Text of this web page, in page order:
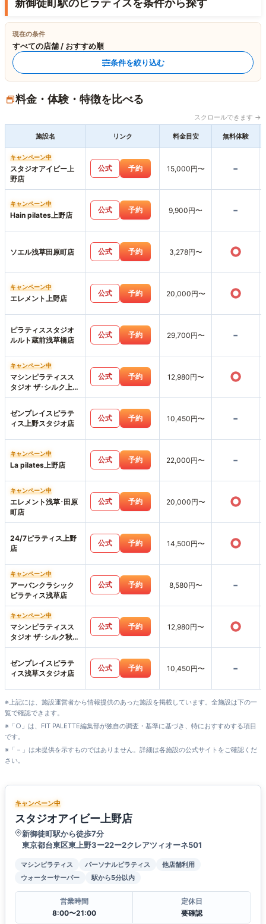
新御徒町駅のピラティスを条件から探す
現在の条件
すべての店舗 / おすすめ順
条件を絞り込む
料金・体験・特徴を比べる
スクロールできます →
施設名 リンク 料金目安 無料体験
キャンペーン中
スタジオアイビー上
野店
公式 予約 15,000円〜 -
キャンペーン中
Hain pilates上野店
公式 予約 9,900円〜 -
ソエル浅草田原町店 公式 予約 3,278円〜 ○
キャンペーン中
エレメント上野店
公式 予約 20,000円〜 ○
ピラティススタジオ
ルルト蔵前浅草橋店
公式 予約 29,700円〜 -
キャンペーン中
マシンピラティスス
タジオ ザ･シルク上野
店
公式 予約 12,980円〜 ○
ゼンプレイスピラテ
ィス上野スタジオ店
公式 予約 10,450円〜 -
キャンペーン中
La pilates上野店
公式 予約 22,000円〜 -
キャンペーン中
エレメント浅草･田原
町店
公式 予約 20,000円〜 ○
24/7ピラティス上野
店
公式 予約 14,500円〜 ○
キャンペーン中
アーバンクラシック
ピラティス浅草店
公式 予約 8,580円〜 -
キャンペーン中
マシンピラティスス
タジオ ザ･シルク秋葉
原店
公式 予約 12,980円〜 ○
ゼンプレイスピラテ
ィス浅草スタジオ店
公式 予約 10,450円〜 -
※上記には、施設運営者から情報提供のあった施設を掲載しています。全施設は下の一
覧で確認できます。
※「○」は、FIT PALETTE編集部が独自の調査・基準に基づき、特におすすめする項目
です。
※「－」は未提供を示すものではありません。詳細は各施設の公式サイトをご確認くだ
さい。
キャンペーン中
スタジオアイビー上野店
新御徒町駅から徒歩7分
東京都台東区東上野3ー22ー2クレアツィオーネ501
マシンピラティス パーソナルピラティス
他店舗利用
ウォーターサーバー
駅から5分以内
営業時間
8:00〜21:00
定休日
要確認